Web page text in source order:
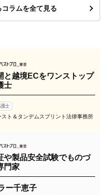
コラムを全て見る
と越境ECをワンストップ
士
士
ト＆タンデムスプリント法律事務所
や製品安全試験でものづ
門家
ー千恵子